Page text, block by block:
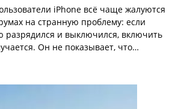
iPhone всё чаще жалуются
на странную проблему: если
разрядился и выключился, включить
Он не показывает, что
реагирует — по сути, превращается в
это происходит с новыми моделями
17 и некоторыми версиями iPhone 16.